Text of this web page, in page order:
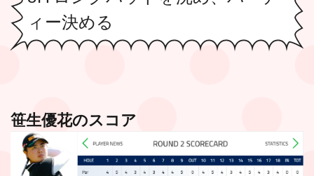
ィー決める
笹生優花のスコア